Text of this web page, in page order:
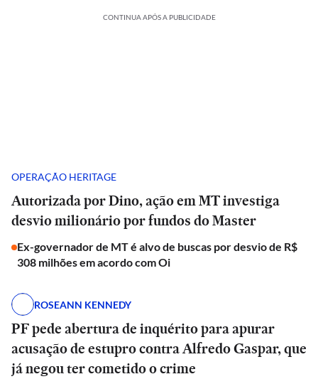
CONTINUA APÓS A PUBLICIDADE
OPERAÇÃO HERITAGE
Autorizada por Dino, ação em MT investiga
desvio milionário por fundos do Master
Ex-governador de MT é alvo de buscas por desvio de R$
308 milhões em acordo com Oi
ROSEANN KENNEDY
PF pede abertura de inquérito para apurar
acusação de estupro contra Alfredo Gaspar, que
já negou ter cometido o crime